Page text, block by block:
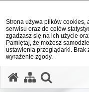
Strona używa plików cookies,
serwisu oraz do celów
zgadzasz się na ich użycie
Pamiętaj, że możesz
ustawienia przeglądarki. Brak
wyrażenie zgody.